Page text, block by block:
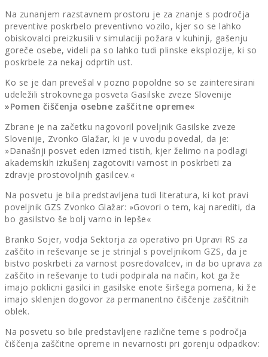
Na zunanjem razstavnem prostoru je za znanje s področja
preventive poskrbelo preventivno vozilo, kjer so se lahko
obiskovalci preizkusili v simulaciji požara v kuhinji, gašenju
goreče osebe, videli pa so lahko tudi plinske eksplozije, ki so
poskrbele za nekaj odprtih ust.
Ko se je dan prevešal v pozno popoldne so se zainteresirani
udeležili strokovnega posveta Gasilske zveze Slovenije
»Pomen čiščenja osebne zaščitne opreme«
Zbrane je na začetku nagovoril poveljnik Gasilske zveze
Slovenije, Zvonko Glažar, ki je v uvodu povedal, da je:
»Današnji posvet eden izmed tistih, kjer želimo na podlagi
akademskih izkušenj zagotoviti varnost in poskrbeti za
zdravje prostovoljnih gasilcev.«
Na posvetu je bila predstavljena tudi literatura, ki kot pravi
poveljnik GZS Zvonko Glažar: »Govori o tem, kaj narediti, da
bo gasilstvo še bolj varno in lepše«
Branko Sojer, vodja Sektorja za operativo pri Upravi RS za
zaščito in reševanje se je strinjal s poveljnikom GZS, da je
bistvo poskrbeti za varnost posredovalcev, in da bo uprava za
zaščito in reševanje to tudi podpirala na način, kot ga že
imajo poklicni gasilci in gasilske enote širšega pomena, ki že
imajo sklenjen dogovor za permanentno čiščenje zaščitnih
oblek.
Na posvetu so bile predstavljene različne teme s področja
čiščenja zaščitne opreme in nevarnosti pri gorenju odpadkov: